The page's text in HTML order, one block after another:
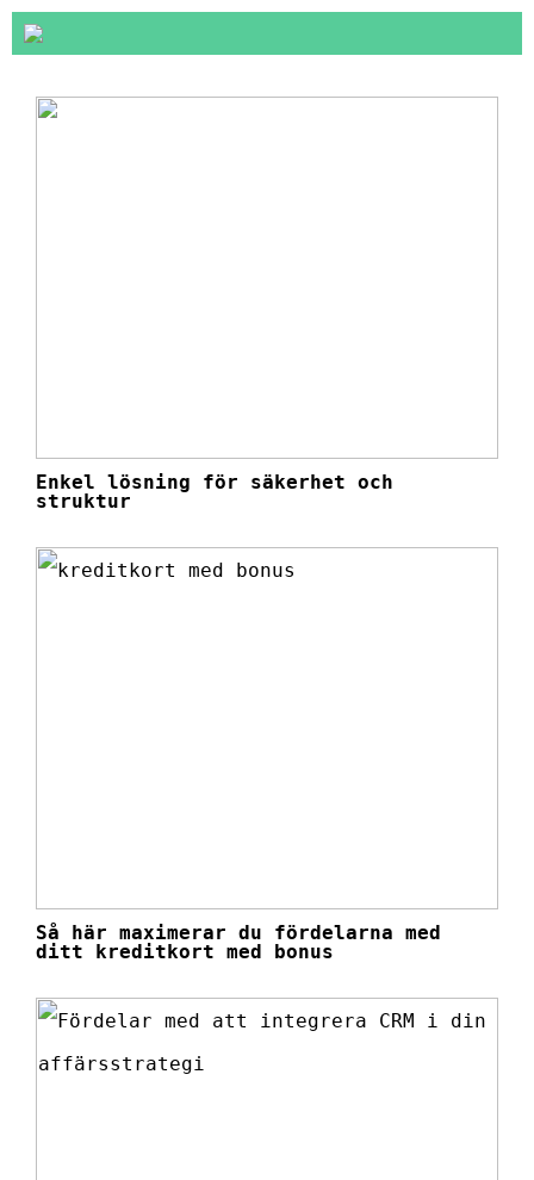
Enkel lösning för säkerhet och
struktur
Så här maximerar du fördelarna med
ditt kreditkort med bonus